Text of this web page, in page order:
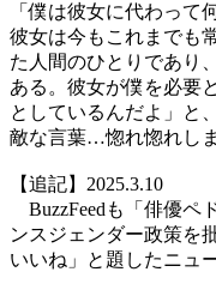
「僕は彼女に代わって
彼女は今もこれまでも
た人間のひとりであり
ある。彼女が僕を必要
としているんだよ」と
敵な言葉…惚れ惚れしま
【追記】2025.3.10
BuzzFeedも「俳優ペ
ンスジェンダー政策を
いいね」と題したニュ